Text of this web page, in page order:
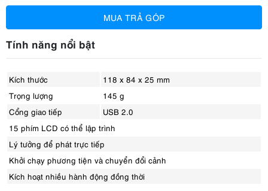
MUA TRẢ GÓP
Tính năng nổi bật
Kích thước
118 x 84 x 25 mm
Trọng lượng
145 g
Cổng giao tiếp
USB 2.0
15 phím LCD có thể lập trình
Lý tưởng để phát trực tiếp
Khởi chạy phương tiện và chuyển đổi cảnh
Kích hoạt nhiều hành động đồng thời